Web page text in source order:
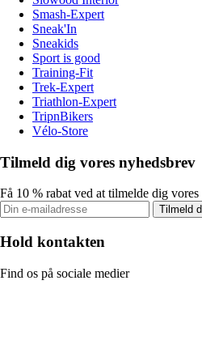
Smash-Expert
Sneak'In
Sneakids
Sport is good
Training-Fit
Trek-Expert
Triathlon-Expert
TripnBikers
Vélo-Store
Tilmeld dig vores nyhedsbrev
Få 10 % rabat ved at tilmelde dig
Tilmeld
Hold kontakten
Find os på sociale medier